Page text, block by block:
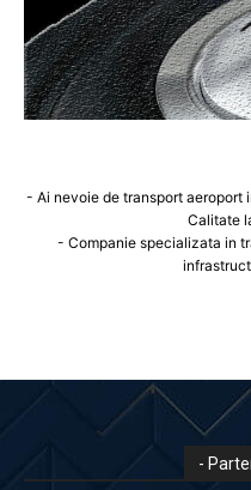
- Ai nevoie de transport aeroport
Calitate
- Companie specializata in
-